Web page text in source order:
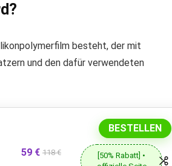
besteht, der mit
und den dafür verwendeten
59 € 118 €
BESTELLEN
[50% Rabatt] •